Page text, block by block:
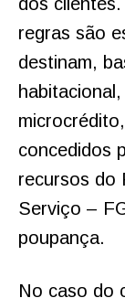
regras são
destinam,
concedidos
recursos do
Serviço –
poupança.
No caso do